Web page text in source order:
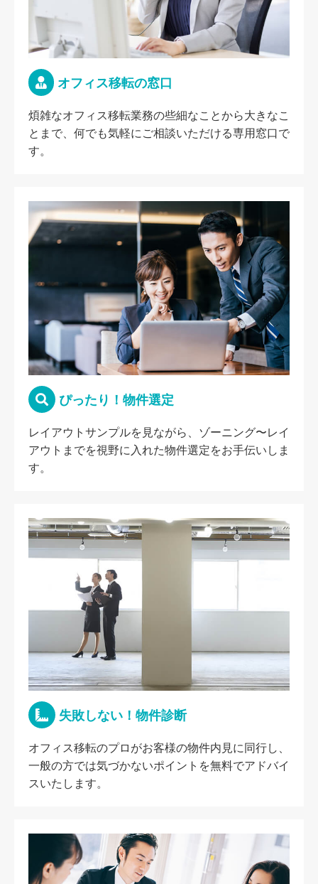
オフィス移転の窓口
煩雑なオフィス移転業務の些細なことから大きなこ
とまで、何でも気軽にご相談いただける専用窓口で
す。
ぴったり！物件選定
レイアウトサンプルを見ながら、ゾーニング〜レイ
アウトまでを視野に入れた物件選定をお手伝いしま
す。
失敗しない！物件診断
オフィス移転のプロがお客様の物件内見に同行し、
一般の方では気づかないポイントを無料でアドバイ
スいたします。